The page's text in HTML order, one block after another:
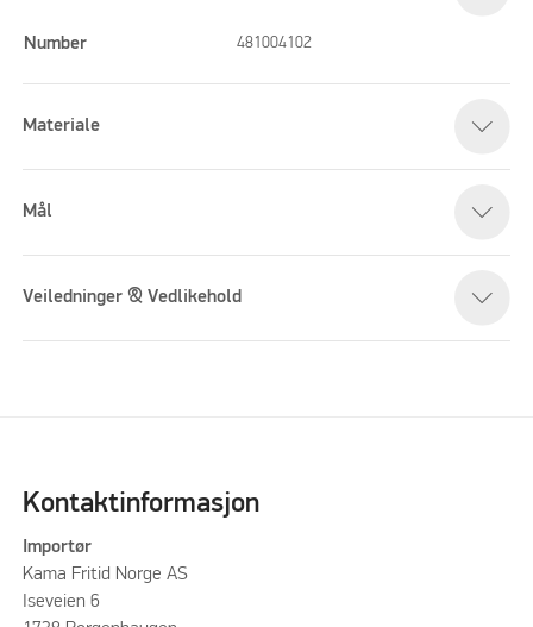
Number 481004102
Materiale
Mål
Veiledninger & Vedlikehold
Kontaktinformasjon
Importør
Kama Fritid Norge AS
Iseveien 6